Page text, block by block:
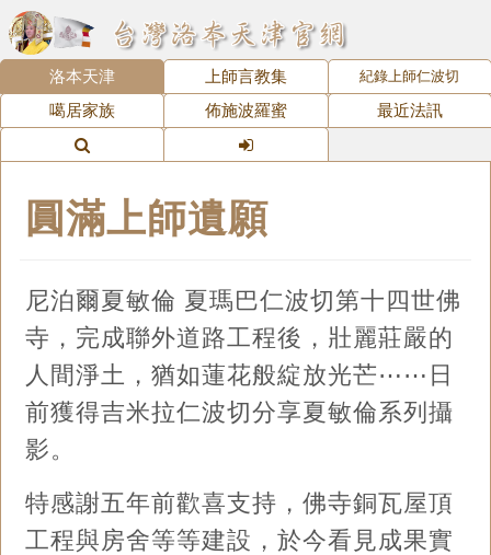
洛本天津 上師言教集 紀錄上師仁波切
噶居家族 佈施波羅蜜 最近法訊
圓滿上師遺願
尼泊爾夏敏倫 夏瑪巴仁波切第十四世佛
寺，完成聯外道路工程後，壯麗莊嚴的
人間淨土，猶如蓮花般綻放光芒⋯⋯日
前獲得吉米拉仁波切分享夏敏倫系列攝
影。
特感謝五年前歡喜支持，佛寺銅瓦屋頂
工程與房舍等等建設，於今看見成果實